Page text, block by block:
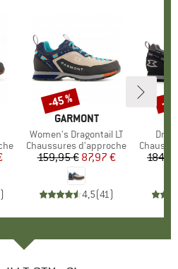
)
MARQUE
GARMONT
Article
Women's Dragontail LT
Product group
Chaussures d'approche
Prix
159,95 €Prix réduit
87,97 €
4,5(41)
Remise
-45 %
Product
-